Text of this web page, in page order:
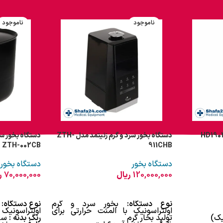
مخزن خوشبوکننده:
ریموت کنترل:ندارد
تنظیم اتوماتیک رطوبت:
تکنولوژی تنظیم اوزون:
ناموجود
دستگاه بخور سرد و گرم زنیتمد مدل ZTH-
911CHB
دستگاه بخور
120,000,000 ریال
نوع دستگاه: بخور سرد و گرم
اولتراسونیک با المنت حرارتی برای
تولید بخار گرم
ناموجود
دستگاه بخور
ZTH-002CB
دستگاه بخور
70,000,000
نوع دستگاه:
اولتراسونیک
رنگ بدنه :